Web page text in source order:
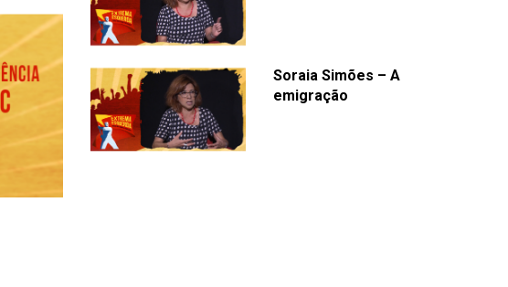
Soraia Simões – A
emigração